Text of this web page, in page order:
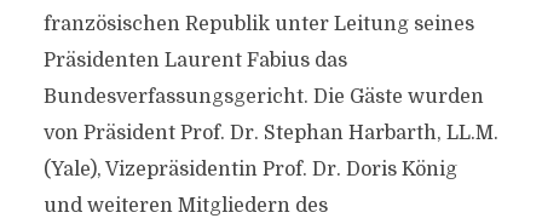
französischen Republik unter Leitung seines
Präsidenten Laurent Fabius das
Bundesverfassungsgericht. Die Gäste wurden
von Präsident Prof. Dr. Stephan Harbarth, LL.M.
(Yale), Vizepräsidentin Prof. Dr. Doris König
und weiteren Mitgliedern des